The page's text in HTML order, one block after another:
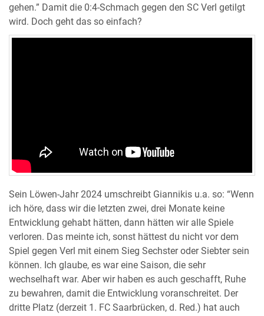
gehen.” Damit die 0:4-Schmach gegen den SC Verl getilgt
wird. Doch geht das so einfach?
Sein Löwen-Jahr 2024 umschreibt Giannikis u.a. so: “Wenn
ich höre, dass wir die letzten zwei, drei Monate keine
Entwicklung gehabt hätten, dann hätten wir alle Spiele
verloren. Das meinte ich, sonst hättest du nicht vor dem
Spiel gegen Verl mit einem Sieg Sechster oder Siebter sein
können. Ich glaube, es war eine Saison, die sehr
wechselhaft war. Aber wir haben es auch geschafft, Ruhe
zu bewahren, damit die Entwicklung voranschreitet. Der
dritte Platz (derzeit 1. FC Saarbrücken, d. Red.) hat auch